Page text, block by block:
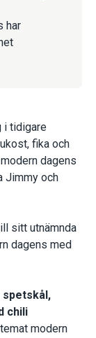
har
i tidigare
fika och
dagens
Jimmy och
sitt utnämnda
dagens med
spetskål,
chili
modern